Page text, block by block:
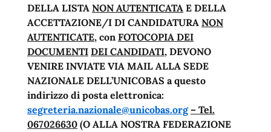
DELLA LISTA NON AUTENTICATA E DELLA
ACCETTAZIONE/I DI CANDIDATURA NON
AUTENTICATE, con FOTOCOPIA DEI
DOCUMENTI DEI CANDIDATI, DEVONO
VENIRE INVIATE VIA MAIL ALLA SEDE
NAZIONALE DELL’UNICOBAS a questo
indirizzo di posta elettronica:
segreteria.nazionale@unicobas.org – Tel.
067026630 (O ALLA NOSTRA FEDERAZIONE